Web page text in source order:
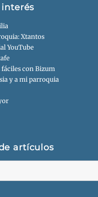
interés
Xtantos
YouTube
con Bizum
y a mi parroquia
artículos